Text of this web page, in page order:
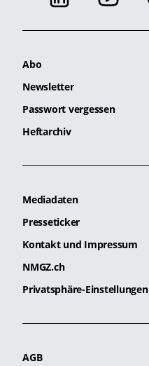
Abo
Newsletter
Passwort vergessen
Heftarchiv
Mediadaten
Presseticker
Kontakt und Impressum
NMGZ.ch
Privatsphäre-Einstellungen
AGB